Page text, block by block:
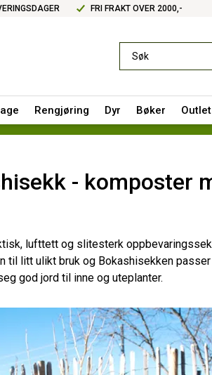
FRI FRAKT OVER 2000,-
Rengjøring Dyr Bøker Outlet
- komposter
lufttett og slitesterk
til litt ulikt bruk og Bokashisekken
god jord til inne og uteplanter.